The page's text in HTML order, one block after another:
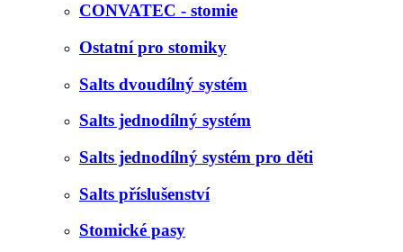
CONVATEC - stomie
Ostatní pro stomiky
Salts dvoudílný systém
Salts jednodílný systém
Salts jednodílný systém pro děti
Salts příslušenství
Stomické pasy